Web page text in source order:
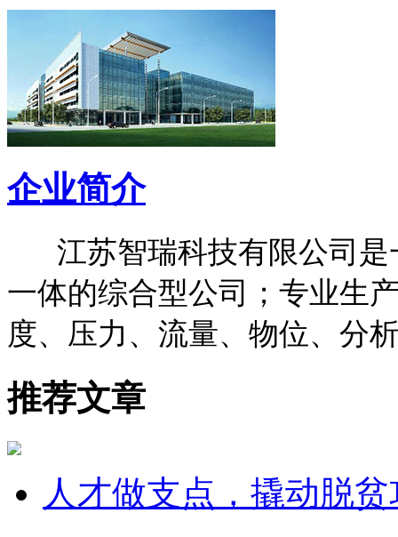
企业简介
江苏智瑞科技有限公司
一体的综合型公司；专业生
度、压力、流量、物位、分
推荐文章
人才做支点，撬动脱